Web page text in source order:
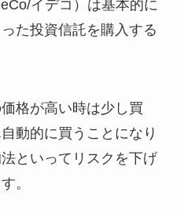
イデコ）は基本的に
た投資信託を購入する
格が高い時は少し買
動的に買うことになり
といってリスクを下げ
。